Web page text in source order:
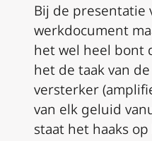
Bij de presentatie
werkdocument
het wel heel bont
het de taak van
versterker
van elk geluid
staat het haaks